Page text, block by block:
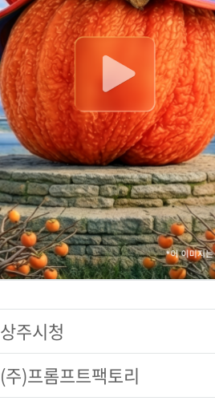
상주시청
(주)프롬프트팩토리